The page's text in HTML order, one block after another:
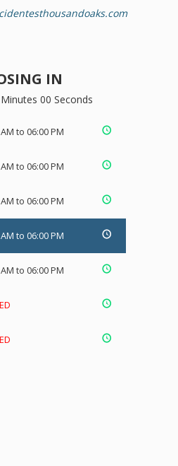
IN
00 Seconds
to 06:00 PM
to 06:00 PM
to 06:00 PM
to 06:00 PM
to 06:00 PM